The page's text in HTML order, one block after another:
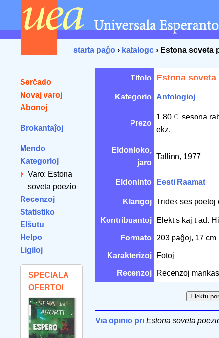
starta paĝo › katalogo › Estona soveta
Serĉado
Novaj varoj
Abonoj
Brokantaĵoj
Mendo
Kategorioj
Varo: Estona
soveta poezio
Recenzoj
Statistiko
Elŝutu
Helpo
Ligiloj
SPECIALA
OFERTO!
Titolo Estona soveta
Kategorio Antologioj
Prezo
1.80 €, sesona
ekz.
Eldonloko,
jaro
Tallinn, 1977
Eldoninto Eesti Raamat
Klarigoj Tridek ses poetoj
Kontribuantoj Elektis kaj trad.
Formato 203 paĝoj, 17 cm
Karakterizoj Fotoj
Recenzoj Recenzoj
Via opinio pri Estona soveta